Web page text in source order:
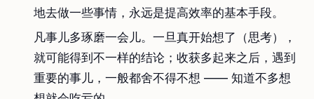
地去做一些事情，永远是提高效率的基本手段。
凡事儿多琢磨一会儿。一旦真开始想了（思考），
就可能得到不一样的结论；收获多起来之后，遇到
重要的事儿，一般都舍不得不想 —— 知道不多想